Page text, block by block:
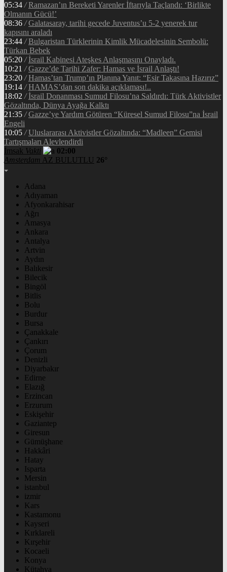
05:34 / Ramazan’ın Bereketi Yarenler İftarıyla Taçlandı: ‘Birlikte
Olmanın Gücü!’
08:36 / Galatasaray, tarihi gecede Juventus’u 5-2 yenerek tur
kapısını araladı
23:44 / Bulgaristan Türklerinin Kimlik Mücadelesinin Sembolü:
Türkan Bebek
05:20 / İsrail Kabinesi Ateşkes Anlaşmasını Onayladı.
10:21 / Gazze’de Tarihi Zafer: Hamas ve İsrail Anlaştı!
23:20 / Hamas’tan Trump’ın Planına Yanıt: “Esir Takasına Hazırız”
19:14 / HAMAS’dan son dakika açıklaması!..
18:02 / İsrail Donanması Sumud Filosu’na Saldırdı: Türk Aktivistler
Gözaltında, Dünya Ayağa Kalktı
21:35 / Gazze’ye Yardım Götüren “Küresel Sumud Filosu”na İsrail
Engeli
10:05 / Uluslararası Aktivistler Gözaltında: “Madleen” Gemisi
Tartışmaları Alevlendirdi
İmsak Vakti
02:00
Amsterdam AZ BULUTLU 26°
Adana
Adıyaman
Afyonkarahisar
Ağrı
Amasya
Ankara
Antalya
Artvin
Aydın
Balıkesir
Bilecik
Bingöl
Bitlis
Bolu
Burdur
Bursa
Çanakkale
Çankırı
Çorum
Denizli
Diyarbakır
Edirne
Elazığ
Erzincan
Erzurum
Eskişehir
Gaziantep
Giresun
Gümüşhane
Hakkâri
Hatay
Isparta
Mersin
istanbul
izmir
Kars
Kastamonu
Kayseri
Kırklareli
Kırşehir
Kocaeli
Konya
Kütahya